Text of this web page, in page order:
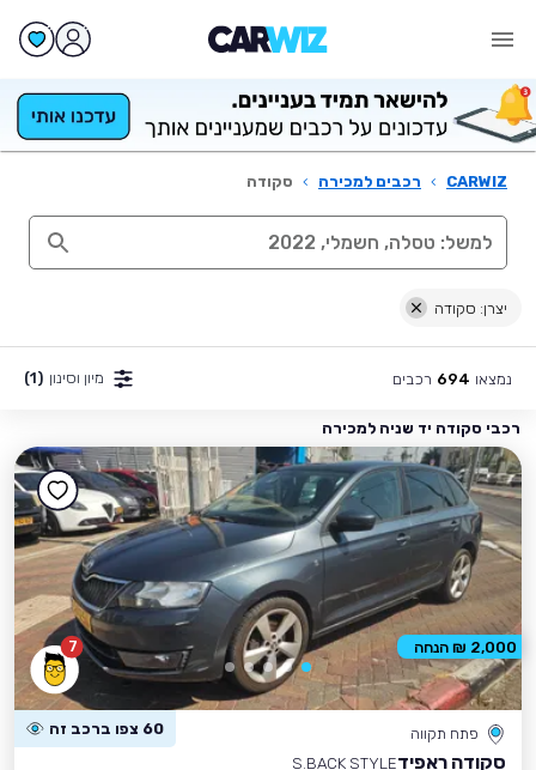
CARWIZ
› רכבים למכירה › סקודה
יצרן: סקודה
נמצאו 694 רכבים מיון וסינון (1)
רכבי סקודה יד שניה למכירה
7
פתח תקווה 60 צפו ברכב זה
סקודה ראפידS.BACK STYLE
2,000 ₪ הנחה